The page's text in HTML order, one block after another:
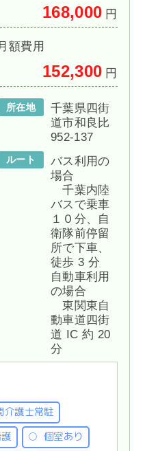
168,000 円
額費用
152,300 円
所在地
千葉県四街
道市和良比
952-137
ルート
バス利用の
場合
千葉内陸
バスで乗車
１０分、自
衛隊前停留
所で下車、
徒歩 3 分
自動車利用
の場合
東関東自
動車道四街
道 IC 約 20
分
介護士常駐
個室あり